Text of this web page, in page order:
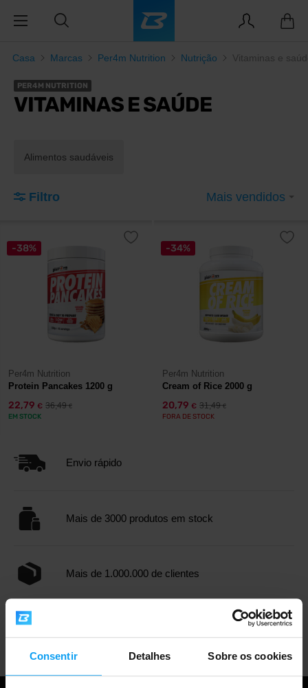
Consentir Detalhes Sobre os cookies
Casa Marcas Per4m Nutrition Nutrição Vitaminas e
PER4M NUTRITION
VITAMINAS E SAÚDE
Alimentos saudáveis
Filtro Mais vendidos
-38%
Per4m Nutrition
Protein Pancakes 1200 g
22,79 € 36,49€
EM STOCK
-34%
Per4m Nutrition
Cream of Rice 2000 g
20,79 € 31,49€
FORA DE STOCK
Envio rápido
Mais de 3000 produtos em stock
Mais de 1.000.000 de clientes